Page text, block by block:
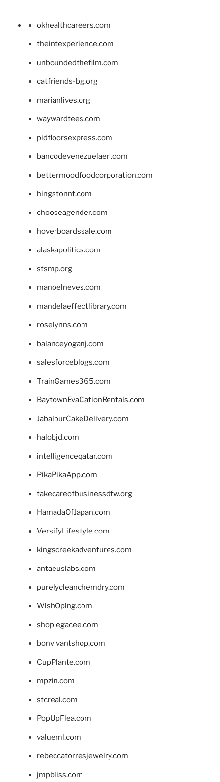
okhealthcareers.com
theintexperience.com
unboundedthefilm.com
catfriends-bg.org
marianlives.org
waywardtees.com
pidfloorsexpress.com
bancodevenezuelaen.com
bettermoodfoodcorporation.com
hingstonnt.com
chooseagender.com
hoverboardssale.com
alaskapolitics.com
stsmp.org
manoelneves.com
mandelaeffectlibrary.com
roselynns.com
balanceyoganj.com
salesforceblogs.com
TrainGames365.com
BaytownEvaCationRentals.com
JabalpurCakeDelivery.com
halobjd.com
intelligenceqatar.com
PikaPikaApp.com
takecareofbusinessdfw.org
HamadaOfJapan.com
VersifyLifestyle.com
kingscreekadventures.com
antaeuslabs.com
purelycleanchemdry.com
WishOping.com
shoplegacee.com
bonvivantshop.com
CupPlante.com
mpzin.com
stcreal.com
PopUpFlea.com
valueml.com
rebeccatorresjewelry.com
jmpbliss.com